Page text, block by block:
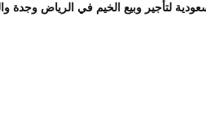
لتأجير وبيع الخيم في الرياض وجدة